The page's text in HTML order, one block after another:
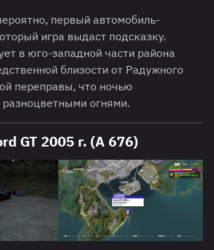
первый автомобиль-
игра выдаст подсказку.
в юго-западной части района
близости от Радужного
переправы, что ночью
разноцветными огнями.
GT 2005 г. (A 676)